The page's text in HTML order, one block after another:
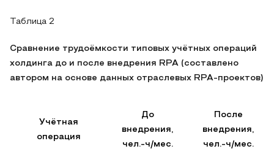
Таблица 2
Сравнение трудоёмкости типовых учётных операций
холдинга до и после внедрения RPA (составлено
автором на основе данных отраслевых RPA-проектов)
Учётная
операция
До
внедрения,
чел.-ч/мес.
После
внедрения,
чел.-ч/мес.